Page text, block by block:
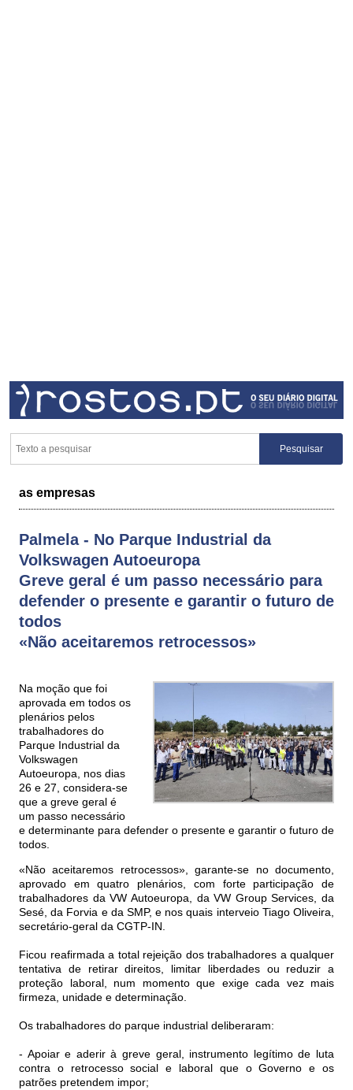
as empresas
Palmela - No Parque Industrial da
Volkswagen Autoeuropa
Greve geral é um passo necessário para
defender o presente e garantir o futuro de
todos
«Não aceitaremos retrocessos»
Na moção que foi
aprovada em todos os
plenários pelos
trabalhadores do
Parque Industrial da
Volkswagen
Autoeuropa, nos dias
26 e 27, considera-se
que a greve geral é
um passo necessário
e determinante para defender o presente e garantir o futuro de
todos.
«Não aceitaremos retrocessos», garante-se no documento,
aprovado em quatro plenários, com forte participação de
trabalhadores da VW Autoeuropa, da VW Group Services, da
Sesé, da Forvia e da SMP, e nos quais interveio Tiago Oliveira,
secretário-geral da CGTP-IN.
Ficou reafirmada a total rejeição dos trabalhadores a qualquer
tentativa de retirar direitos, limitar liberdades ou reduzir a
proteção laboral, num momento que exige cada vez mais
firmeza, unidade e determinação.
Os trabalhadores do parque industrial deliberaram:
- Apoiar e aderir à greve geral, instrumento legítimo de luta
contra o retrocesso social e laboral que o Governo e os
patrões pretendem impor;